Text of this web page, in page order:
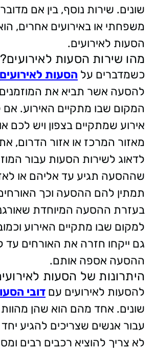
שונים. שירות נוסף, בין אם
משפחתי או באירועים אחרים,
הסעות לאירועים.
מהו שירות הסעות לאירועים?
כשמדברים על הסעות לאירועים
להסעה אשר תביא את המוזמנים
המקום שבו מתקיים האירוע.
אירוע שמתקיים בצפון ויש לכם
מאזור המרכז או אזור הדרום,
לדאוג לשירות הסעות עבור
שההסעה תגיע עד אליהם או
תמתין להם ההסעה וכך
בעזרת ההסעה המיוחדת
למקום שבו מתקיים האירוע
גם ייקחו חזרה את האורחים עד
ההסעה אספה אותם.
היתרונות של הסעות
להסעות לאירועים עם דובי
שונים. אחד מהם הוא שהן מהוות
עבור אנשים שצריכים להגיע
לא צריך להוציא רכבים רבים